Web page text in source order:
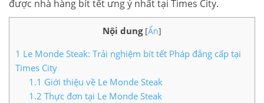
TIN TỨC
LIÊN HỆ TIMES CITY
được nhà hàng bít tết ưng ý nhất tại Times City.
Nội dung [Ẩn]
1 Le Monde Steak: Trải nghiệm bít tết Pháp đẳng cấp tại
Times City
1.1 Giới thiệu về Le Monde Steak
1.2 Thực đơn tại Le Monde Steak